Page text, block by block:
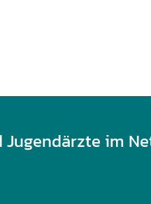
im